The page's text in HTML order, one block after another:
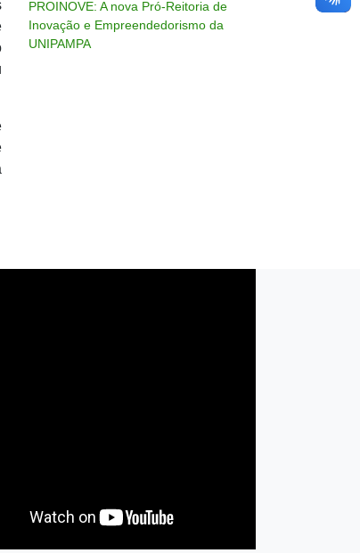
PROINOVE: A nova Pró-Reitoria de
Inovação e Empreendedorismo da
UNIPAMPA